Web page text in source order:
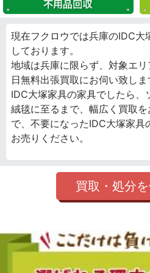
現在フクロウでは兵庫のIDC大
しております。
地域は兵庫に限らず、対象エ
日無料出張買取にお伺い致しま
IDC大塚家具の家具でしたら
絨毯に至るまで、幅広く買取
で、不要になったIDC大塚家
お売りください。
買取・処分